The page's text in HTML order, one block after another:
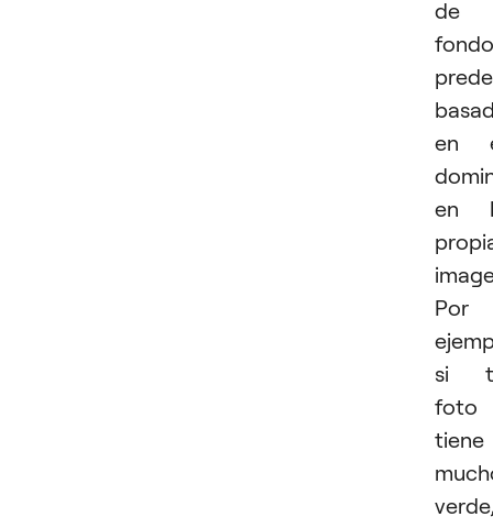
de
fondo
en
en
Por
si
foto
tiene